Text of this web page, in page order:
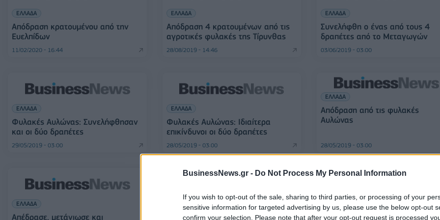
BusinessNews.gr - Do Not Process My Personal Information
If you wish to opt-out of the sale, sharing to third parties, or processing of your
sensitive information for targeted advertising by us, please use the below opt-out
confirm your selection. Please note that after your opt-out request is processed
ΕΛΛΑΔΑ
Απόδραση κρατουμένου από την
Ευελπίδων
11/02/2020 - 16:44
ΕΛΛΑΔΑ
Απόδραση 4 κρατουμένων από τις
αγροτικές φυλακές της Τίρυνθας
28/08/2019 - 14:46
ΕΛΛΑΔΑ
Συνελήφθη ο ένας από τους 4
δραπέτες από το Μεταγωγών
03/06/2019 - 03:00
ΕΛΛΑΔΑ
Φυλακές Αυλώνας: Συνελήφθησαν
και οι δύο δραπέτες
29/05/2019 - 03:00
ΕΛΛΑΔΑ
Φυλακές Αυλώνας: Ιδιαίτερα
επικίνδυνοι οι δύο δραπέτες
28/05/2019 - 03:00
ΕΛΛΑΔΑ
Απόδραση από τις φυλακές
Αυλώνας
28/05/2019 - 03:00
ΕΛΛΑΔΑ
Απέδρασε, μετάνιωσε και
ΟΙΚΟΝΟΜΙΑ
Απέδρασε, μετάνιωσε και
Απόδραση κρατουμένου από το